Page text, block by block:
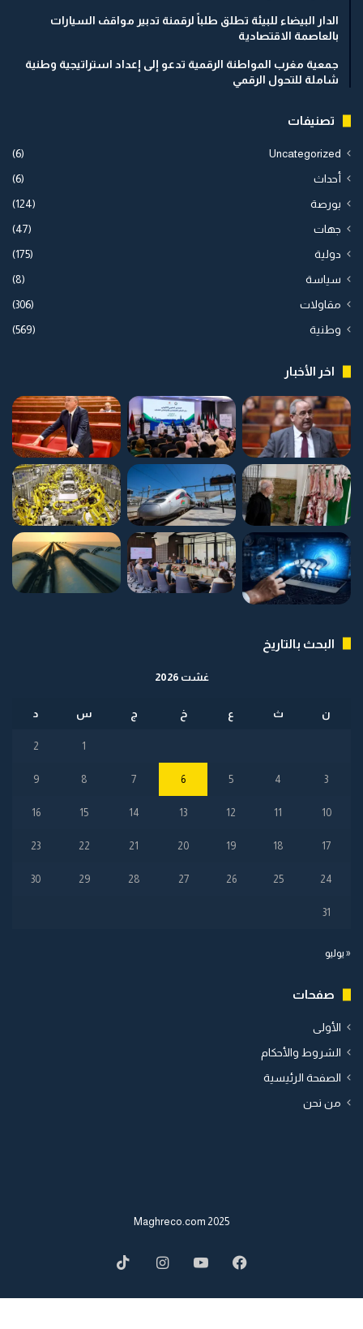
الدار البيضاء للبيئة تطلق طلباً لرقمنة تدبير مواقف السيارات
بالعاصمة الاقتصادية
جمعية مغرب المواطنة الرقمية تدعو إلى إعداد استراتيجية وطنية
شاملة للتحول الرقمي
تصنيفات
Uncategorized
(6)
أحداث (6)
بورصة (124)
جهات (47)
دولية (175)
سياسة (8)
مقاولات (306)
وطنية (569)
اخر الأخبار
البحث بالتاريخ
غشت 2026
ن ث ع خ ج س د
1
2
3
4
5
6
7
8
9
10
11
12
13
14
15
16
17
18
19
20
21
22
23
24
25
26
27
28
29
30
31
« يوليو
صفحات
الأولى
الشروط والأحكام
الصفحة الرئيسية
من نحن
2025 Maghreco.com
Facebook
YouTube
Instagram